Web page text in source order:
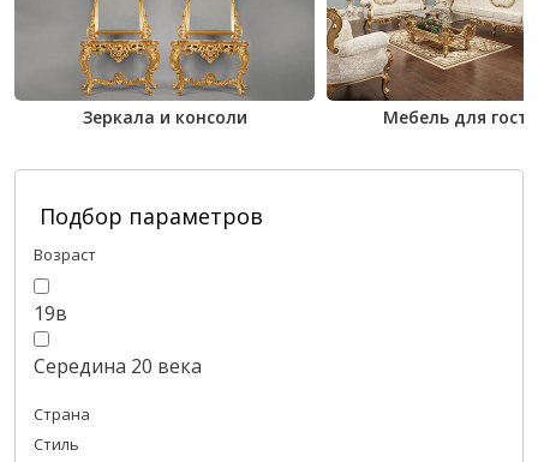
Зеркала и консоли Мебель для
Подбор параметров
Возраст
19в
Середина 20 века
Страна
Стиль